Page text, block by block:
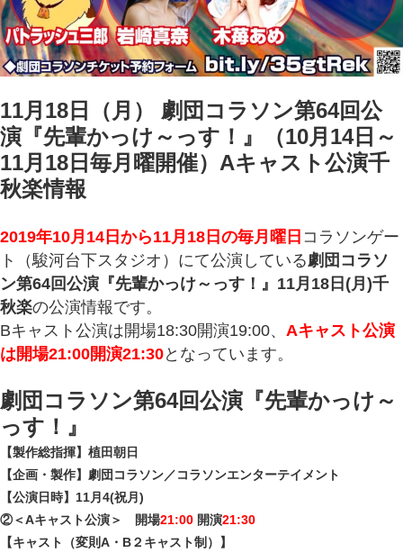
11月18日（月） 劇団コラソン第64回公
演『先輩かっけ～っす！』（10月14日～
11月18日毎月曜開催）Aキャスト公演千
秋楽情報
2019年10月14日から11月18日の毎月曜日 コラソンゲー
ト（駿河台下スタジオ）にて公演している劇団コラソ
ン第64回公演『先輩かっけ～っす！』11月18日(月)千
秋楽の公演情報です。
Bキャスト公演は開場18:30開演19:00、 Aキャスト公演
は開場21:00開演21:30となっています。
劇団コラソン第64回公演『先輩かっけ～
っす！』
【製作総指揮】植田朝日
【企画・製作】劇団コラソン／コラソンエンターテイメント
【公演日時】11月4(祝月)
②＜Aキャスト公演＞ 開場21:00 開演21:30
【キャスト（変則A・B２キャスト制）】